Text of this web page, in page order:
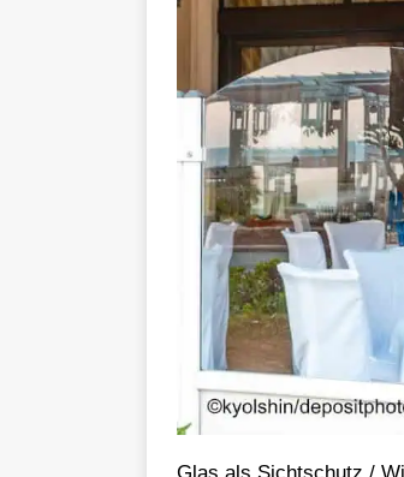
Glas als Sichtschutz /